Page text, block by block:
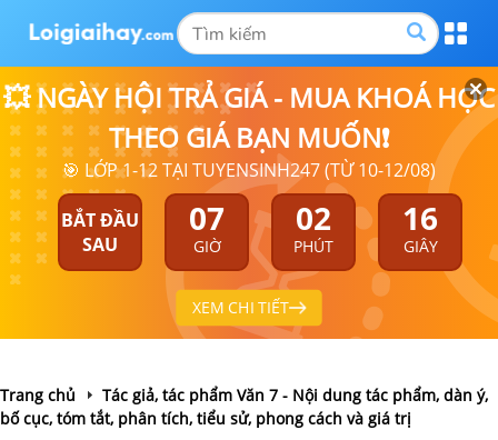
💥 NGÀY HỘI TRẢ GIÁ - MUA KHOÁ HỌC
THEO GIÁ BẠN MUỐN❗
🎯 LỚP 1-12 TẠI TUYENSINH247 (TỪ 10-12/08)
BẮT ĐẦU
SAU
07
GIỜ
02
PHÚT
15
GIÂY
XEM CHI TIẾT
Trang chủ
Tác giả, tác phẩm Văn 7 - Nội dung tác phẩm, dàn ý,
bố cục, tóm tắt, phân tích, tiểu sử, phong cách và giá trị